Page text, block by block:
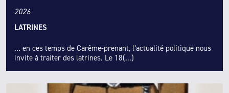
2026
LATRINES
… en ces temps de Carême-prenant, l’actualité politique nous
invite à traiter des latrines. Le 18(...)